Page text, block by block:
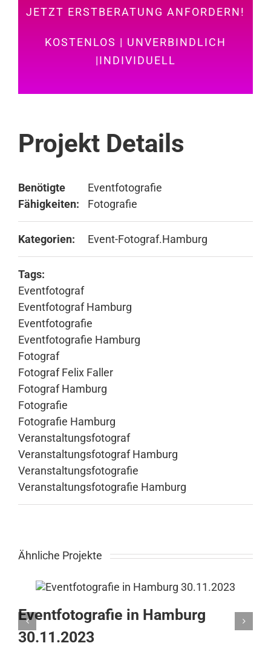
JETZT ERSTBERATUNG ANFORDERN!
KOSTENLOS | UNVERBINDLICH
|INDIVIDUELL
Projekt Details
Benötigte
Fähigkeiten:
Eventfotografie
Fotografie
Kategorien: Event-Fotograf.Hamburg
Tags:
Eventfotograf
Eventfotograf Hamburg
Eventfotografie
Eventfotografie Hamburg
Fotograf
Fotograf Felix Faller
Fotograf Hamburg
Fotografie
Fotografie Hamburg
Veranstaltungsfotograf
Veranstaltungsfotograf Hamburg
Veranstaltungsfotografie
Veranstaltungsfotografie Hamburg
Ähnliche Projekte
Eventfotografie in Hamburg
30.11.2023